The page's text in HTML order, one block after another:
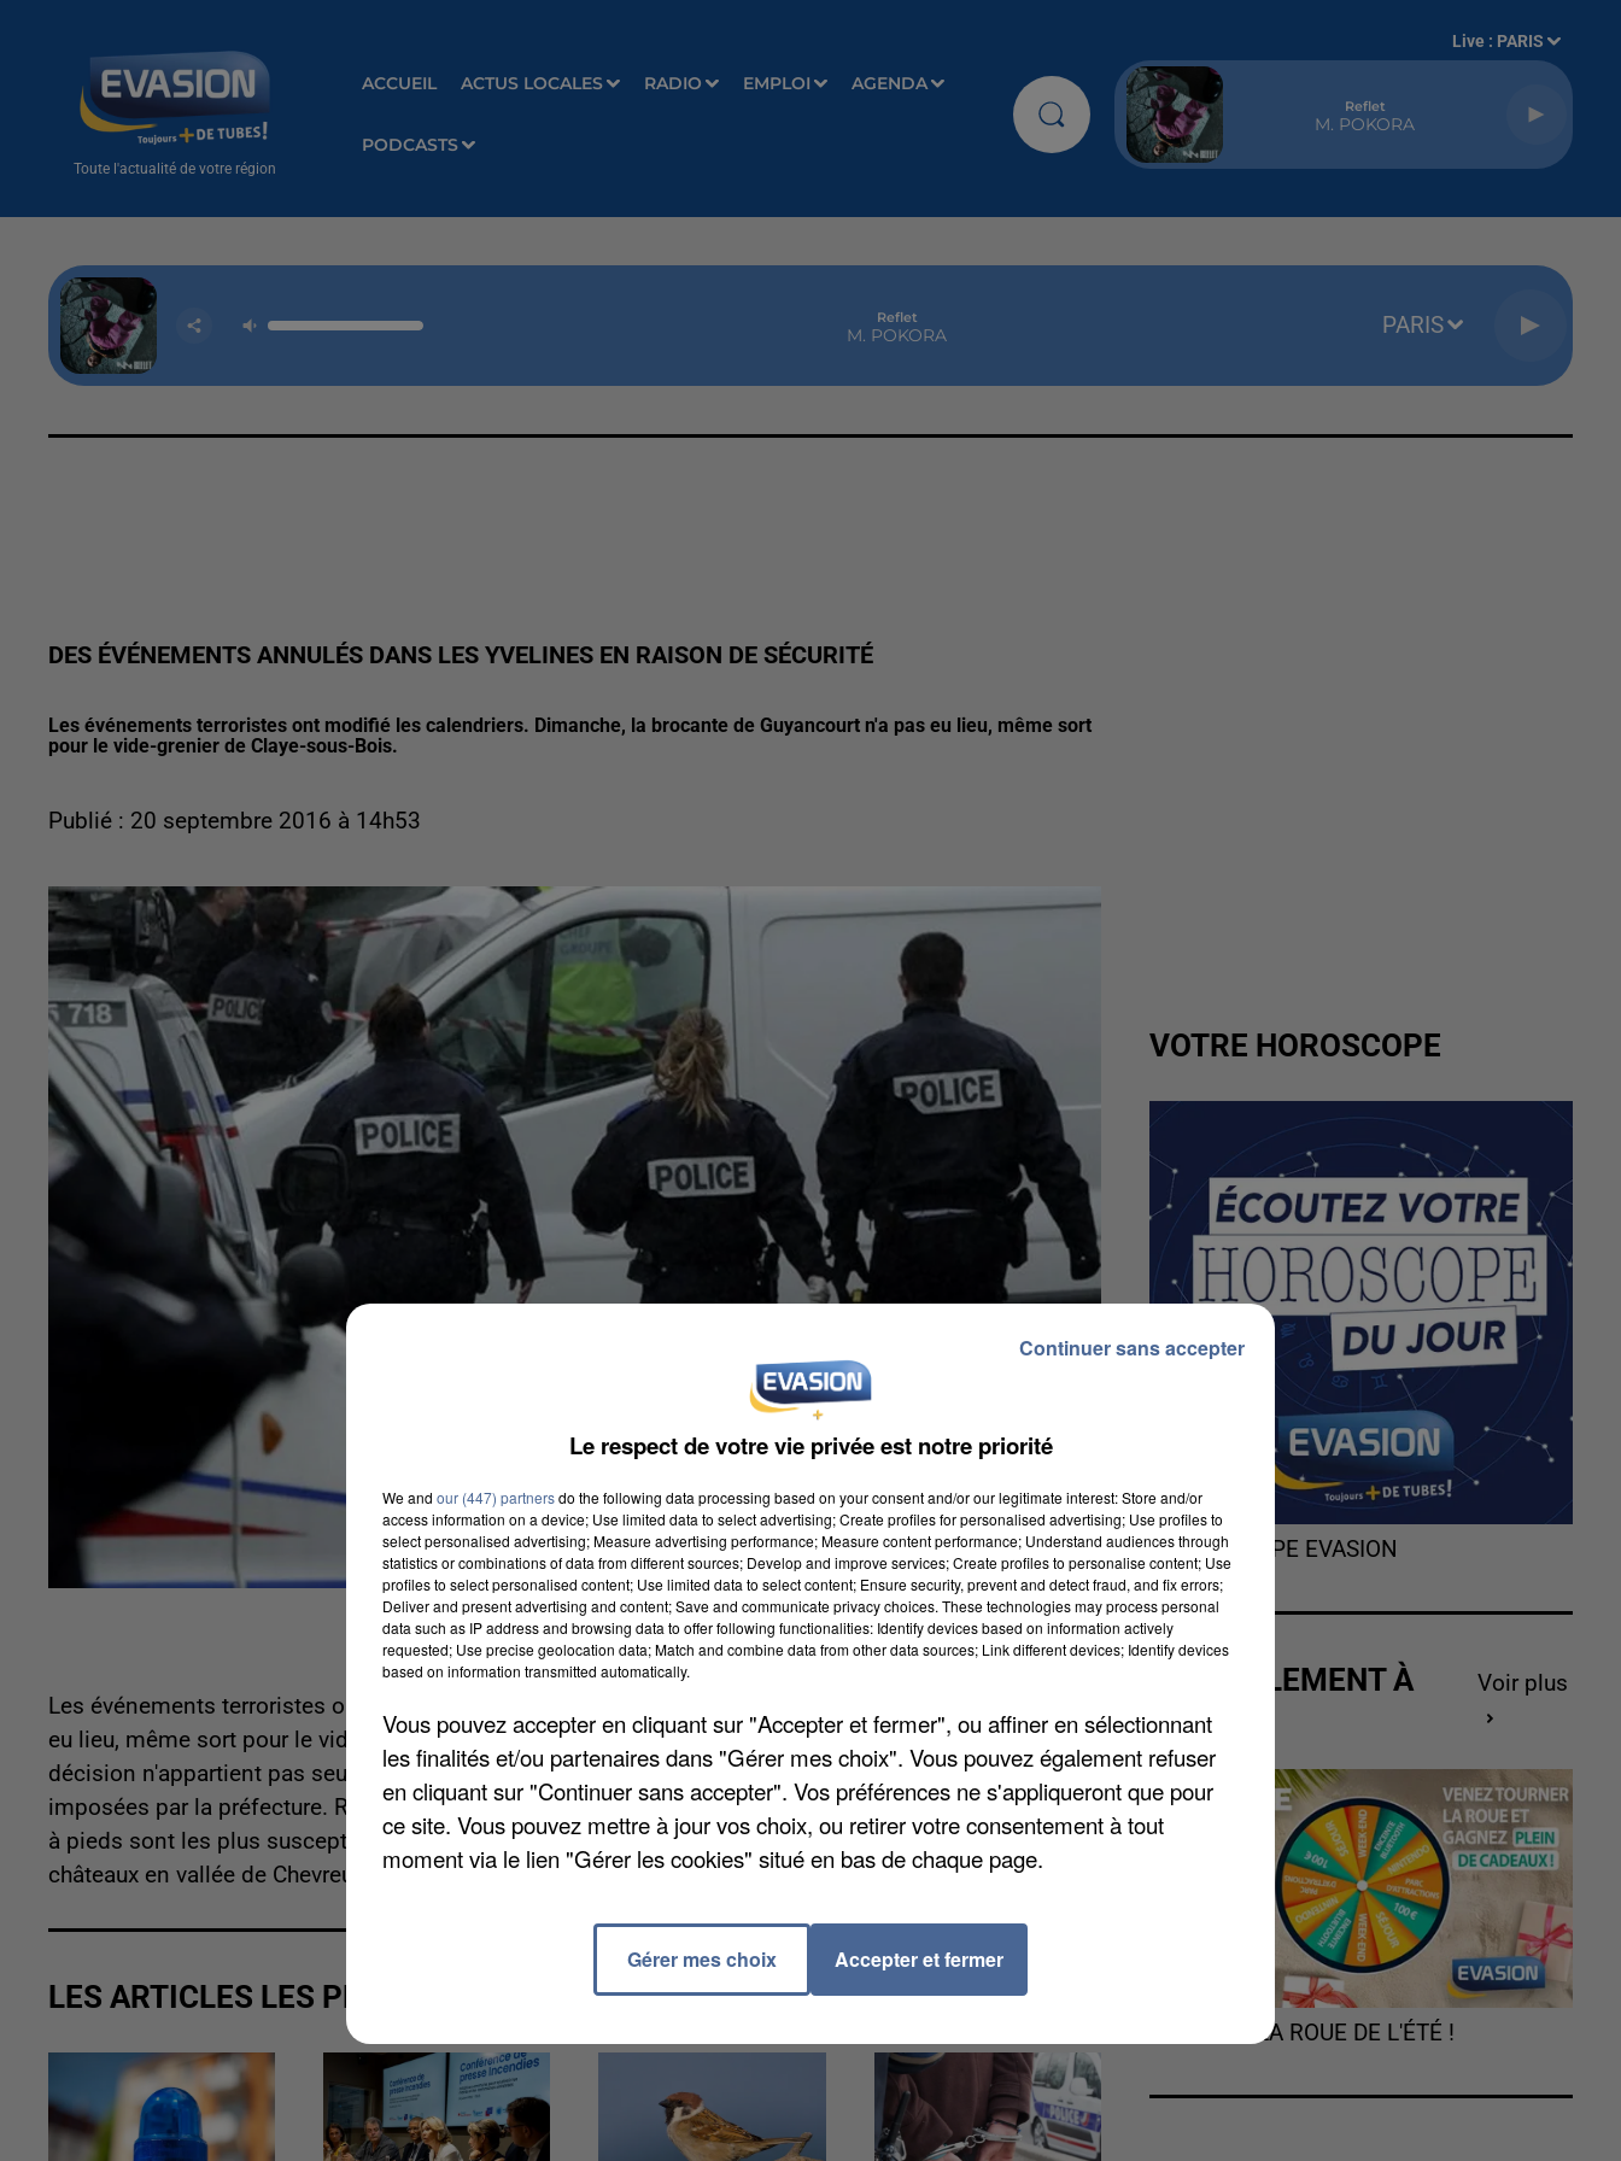
Toute l'actualité de votre région
ACCUEIL ACTUS LOCALES RADIO EMPLOI AGENDA
PODCASTS
Live : PARIS
Reflet
M. POKORA
Reflet
M. POKORA PARIS
DES ÉVÉNEMENTS ANNULÉS DANS LES YVELINES EN RAISON DE SÉCURITÉ
Les événements terroristes ont modifié les calendriers. Dimanche, la brocante de Guyancourt n'a pas eu lieu, même sort
pour le vide-grenier de Claye-sous-Bois.
Publié : 20 septembre 2016 à 14h53
Les événements terroristes ont modifié les calendriers. Dimanche, la brocante de Guyancourt n’a pas
eu lieu, même sort pour le vide-grenier de Claye-sous-Bois qui devait se dérouler le mois prochain. La
décision n'appartient pas seulement aux communes, ces derniers devant respecter les mesures
imposées par la préfecture. Renforcement des forces de l'ordre, délimitation de périmètre. Les courses
à pieds sont les plus susceptibles d'être annulées, c'est le cas de la 16è édition de la Route des 4
châteaux en vallée de Chevreuse en novembre.
LES ARTICLES LES PLUS VUS
VOTRE HOROSCOPE
L'HOROSCOPE EVASION
ACTUELLEMENT À
GAGNER
Voir plus
TOURNEZ LA ROUE DE L'ÉTÉ !
Le respect de votre vie privée est notre priorité
We and our (447) partnersdo the following data processing based on your consent and/or our legitimate interest: Store and/or
access information on a device; Use limited data to select advertising; Create profiles for personalised advertising; Use profiles to
select personalised advertising; Measure advertising performance; Measure content performance; Understand audiences through
statistics or combinations of data from different sources; Develop and improve services; Create profiles to personalise content; Use
profiles to select personalised content; Use limited data to select content; Ensure security, prevent and detect fraud, and fix errors;
Deliver and present advertising and content; Save and communicate privacy choices. These technologies may process personal
data such as IP address and browsing data to offer following functionalities: Identify devices based on information actively
requested; Use precise geolocation data; Match and combine data from other data sources; Link different devices; Identify devices
based on information transmitted automatically.
Vous pouvez accepter en cliquant sur "Accepter et fermer", ou affiner en sélectionnant
les finalités et/ou partenaires dans "Gérer mes choix". Vous pouvez également refuser
en cliquant sur "Continuer sans accepter". Vos préférences ne s'appliqueront que pour
ce site. Vous pouvez mettre à jour vos choix, ou retirer votre consentement à tout
moment via le lien "Gérer les cookies" situé en bas de chaque page.
Gérer mes choix Accepter et fermer
Continuer sans accepter